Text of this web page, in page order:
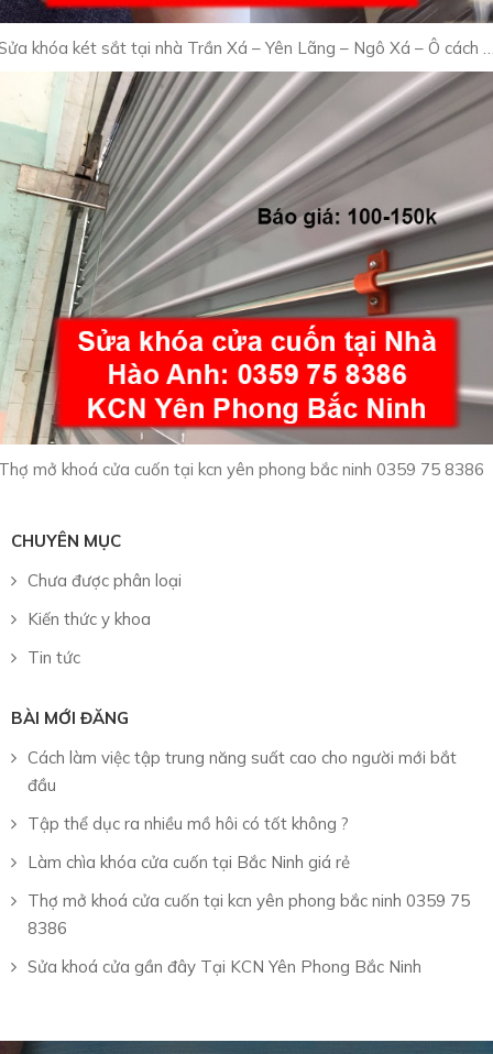
khóa két sắt tại nhà Trần Xá – Yên Lãng – Ngô Xá – Ô cách
mở khoá cửa cuốn tại kcn yên phong bắc ninh 0359 75 8386
CHUYÊN MỤC
Chưa được phân loại
Kiến thức y khoa
Tin tức
BÀI MỚI ĐĂNG
Cách làm việc tập trung năng suất cao cho người mới bắt
đầu
Tập thể dục ra nhiều mồ hôi có tốt không ?
Làm chìa khóa cửa cuốn tại Bắc Ninh giá rẻ
Thợ mở khoá cửa cuốn tại kcn yên phong bắc ninh 0359 75
8386
Sửa khoá cửa gần đây Tại KCN Yên Phong Bắc Ninh